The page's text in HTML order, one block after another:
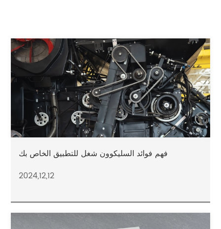
فهم فوائد السليكوون شغل للتطبيق الخاص بك
2024,12,12